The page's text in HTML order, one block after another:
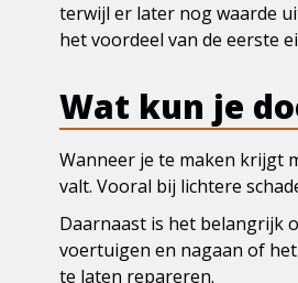
terwijl er later nog waarde
het voordeel van de eerste
Wat kun je
Wanneer je te maken krijgt
valt. Vooral bij lichtere
Daarnaast is het belangrijk
voertuigen en nagaan of
te laten repareren.